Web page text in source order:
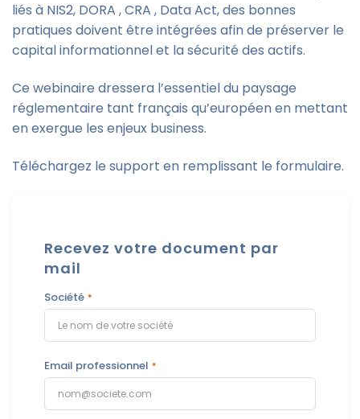
liés à NIS2, DORA , CRA , Data Act, des bonnes
pratiques doivent être intégrées afin de préserver le
capital informationnel et la sécurité des actifs.
Ce webinaire dressera l’essentiel du paysage
réglementaire tant français qu’européen en mettant
en exergue les enjeux business.
Téléchargez le support en remplissant le formulaire.
Recevez votre document par
mail
Société
Email professionnel